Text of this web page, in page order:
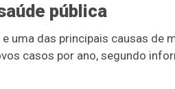
pública
uma das principais causas de
casos por ano, segundo